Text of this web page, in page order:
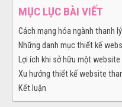
MỤC LỤC BÀI VIẾT
Cách mạng hóa ngành thanh
Những danh mục thiết kế
Lợi ích khi sở hữu một
Xu hướng thiết kế website
Kết luận